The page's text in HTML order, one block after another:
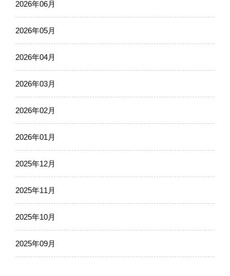
2026年06月
2026年05月
2026年04月
2026年03月
2026年02月
2026年01月
2025年12月
2025年11月
2025年10月
2025年09月